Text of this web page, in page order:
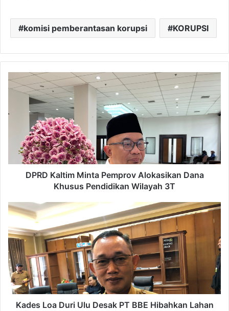
komisi pemberantasan korupsi KORUPSI
DPRD
Kaltim
Pemprov
Alokasikan
Khusus
Pendidikan
Wilayah
DPRD Kaltim Minta Pemprov Alokasikan Dana
Khusus Pendidikan Wilayah 3T
Kades
Loa
Duri
Ulu
Desak
PT
BBE
Hibahkan
Lahan
untuk
Kades Loa Duri Ulu Desak PT BBE Hibahkan Lahan